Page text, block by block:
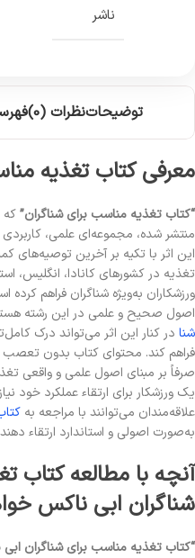
ناشر
توضیحاتنظرات (0)
معرفی کتاب تغذیه
“کتاب تغذیه مناسب برای شناگران”
منتشر شده، مجموعه‌ای علمی،
این اثر با تکیه بر آخرین توصیه‌های
تغذیه در کشورهای کانادا، انگلیس،
ورزشکاران به‌ویژه شناگران فراهم
اصول صحیح و علمی در این رشته
شنا در کنار این اثر می‌تواند درک
فراهم کند. محتوای کتاب بدون تعصب
صرفاً بر مبنای اصول علمی و واقعی
یک ورزشکار برای ارتقاء عملکرد خود
علاقه‌مندان می‌توانند با مراجعه به
به‌صورت اصولی و استاندارد ارتقاء
آنچه با مطالعه کتاب
شناگران ابی ناکس
“کتاب تغذیه مناسب برای شناگران